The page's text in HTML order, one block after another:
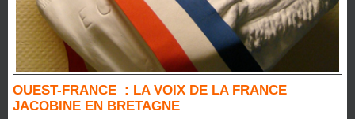
OUEST-FRANCE : LA VOIX DE LA FRANCE
JACOBINE EN BRETAGNE